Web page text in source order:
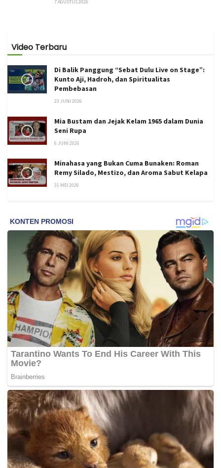
7 AGUSTUS 2026
Video Terbaru
Di Balik Panggung “Sebat Dulu Live on Stage”:
Kunto Aji, Hadroh, dan Spiritualitas
Pembebasan
23 JUNI 2026
Mia Bustam dan Jejak Kelam 1965 dalam Dunia
Seni Rupa
6 JUNI 2026
Minahasa yang Bukan Cuma Bunaken: Roman
Remy Silado, Mestizo, dan Aroma Sabut Kelapa
31 MEI 2026